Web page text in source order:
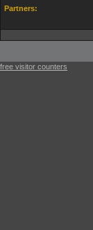
Partners:
free visitor counters